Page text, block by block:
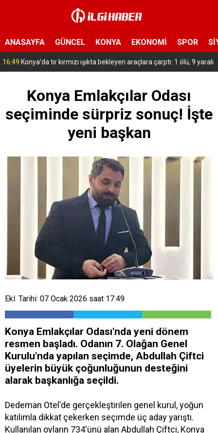
ANASAYFA GÜNCEL KONYA EKONOMİ SPOR
15:54 Yeni Medya Cemiyeti’nden Hakimiyet Gazetesi’ne 30. yıl ziyareti
Konya Emlakçılar Odası
seçiminde sürpriz sonuç! İşte
yeni başkan
Ekl. Tarihi: 07 Ocak 2026 saat 17:49
​Konya Emlakçılar Odası'nda yeni dönem
resmen başladı. Odanın 7. Olağan Genel
Kurulu'nda yapılan seçimde, Abdullah Çiftci
üyelerin büyük çoğunluğunun desteğini
alarak başkanlığa seçildi.
Dedeman Otel'de gerçekleştirilen genel kurul, yoğun
katılımla dikkat çekerken seçimde üç aday yarıştı.
Kullanılan oyların 734'ünü alan Abdullah Çiftci, Konya